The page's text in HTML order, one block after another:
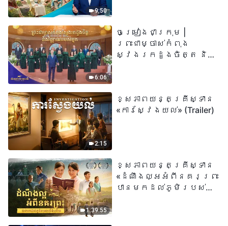
9:50
មានជីវិតអស់កល្ប
ជានិច្ច» មានន័យដូច
ម្តេចពិតប្រាកដ?
6:06
ចម្រៀងជាក្រុម |
ព្រះជាម្ចាស់កំពុង
ស្វែងរកដួងចិត្ត និង
2:15
ខ្សែភាពយន្តគ្រីស្ទាន
«ការស្វែងយល់» (Trailer)
1:39:55
ខ្សែភាពយន្តគ្រីស្ទាន
«ដំណឹងល្អអំពីនគរព្រះ
បានមកដល់​ភូមិរបស់